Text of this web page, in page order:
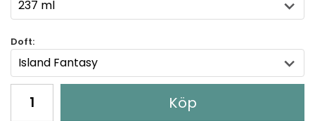
Doft:
Köp